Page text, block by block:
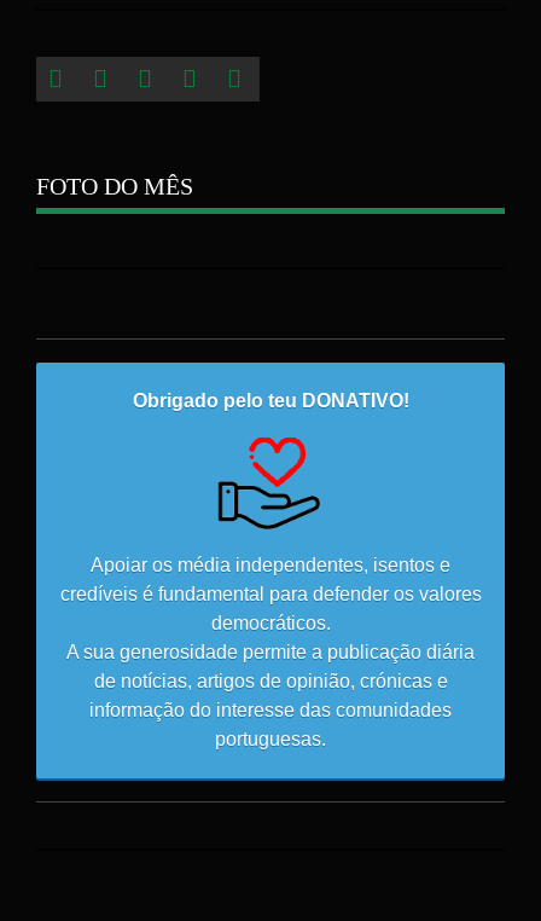
FOTO DO MÊS
Obrigado pelo teu DONATIVO!
Apoiar os média independentes, isentos e
credíveis é fundamental para defender os valores
democráticos.
A sua generosidade permite a publicação diária
de notícias, artigos de opinião, crónicas e
informação do interesse das comunidades
portuguesas.